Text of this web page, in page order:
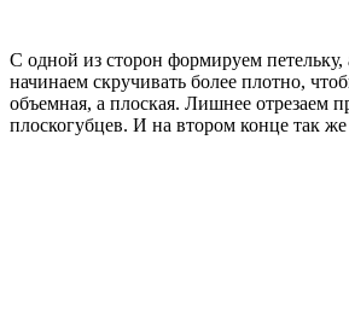
С одной из сторон формируем петельку,
начинаем скручивать более плотно,
объемная, а плоская. Лишнее отрезаем
плоскогубцев. И на втором конце так